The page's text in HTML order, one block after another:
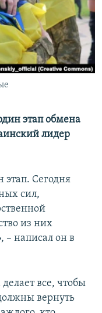
этап обмена
лидер
Сегодня
сил,
из них
– написал он в
все, чтобы
вернуть